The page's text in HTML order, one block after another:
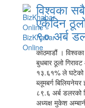
विश्वका
एकैदिन
९० अर्ब
काठमाडौं ।
बुधबार ठूलो
१३.६१% ले
ब्लूमबर्ग
८९.६ अर्ब डलरको
अध्यक्ष मुकेश